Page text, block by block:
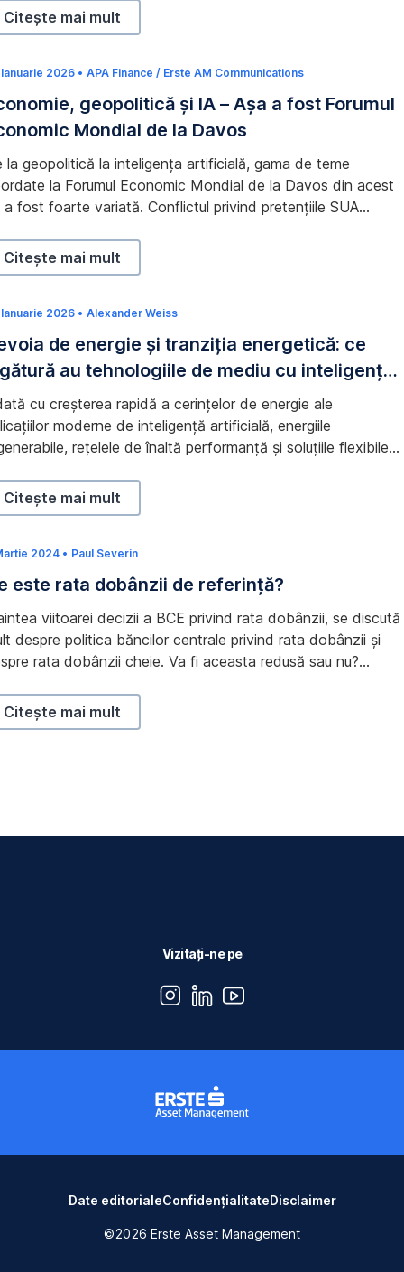
2
6
Winzer explică motivele acestui fenomen în
său săptămânal privind evoluția piaței.
Editorialul săptămânal al lui Winzer: Rotație sectorială,
Citește mai mult
Mondial de la Davos
20263
e
b
r
u
r
i
e
2
• APA Finance / Erste AM Communications
geopolitică și IA – Așa a fost Forumul
Mondial de la Davos
la geopolitică la inteligența artificială, gama de teme
la Forumul Economic Mondial de la Davos din acest
a fost foarte variată. Conflictul privind pretențiile SUA
de astăzi vom discuta despre ce a mai fost pe
întâlnirii liderilor politici și a experților economici.
Economie, geopolitică și IA – Așa a fost Forumul
Citește mai mult
au tehnologiile de mediu cu inteligența artificială
20261
M
a
r
t
e
2
0
2
• Alexander Weiss
de energie și tranziția energetică: ce
au tehnologiile de mediu cu inteligența
cu creșterea rapidă a cerințelor de energie ale
moderne de inteligență artificială, energiile
rețelele de înaltă performanță și soluțiile flexibile
devine un factor decisiv în viitorul digital în noul nostru
pe blog.
Nevoia de energie și tranziția energetică: ce legătură
Citește mai mult
20241
M
a
t
i
e
2
• Paul Severin
este rata dobânzii de referință?
viitoarei decizii a BCE privind rata dobânzii, se discută
despre politica băncilor centrale privind rata dobânzii și
rata dobânzii cheie. Va fi aceasta redusă sau nu?
și a piețelor financiare. În acest articol, discutăm
rolul ratei dobânzii de referință (dobânda cheie) și care
Ce este rata dobânzii de referință?,
Citește mai mult
Vizitați-ne pe
instagram
linkedinyoutube
Date editorialeConfidențialitateDisclaimer
©2026 Erste Asset Management